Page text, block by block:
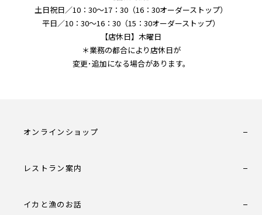
土日祝日／10：30～17：30（16：30オーダーストップ）
平日／10：30～16：30（15：30オーダーストップ）
【店休日】木曜日
＊業務の都合により店休日が
変更･追加になる場合があります。
オンラインショップ
レストラン案内
イカと漁のお話